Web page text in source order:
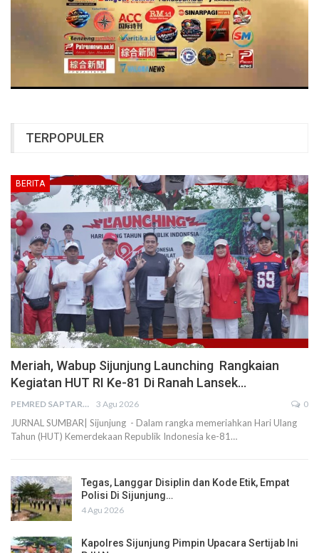
TERPOPULER
BERITA
Meriah, Wabup Sijunjung Launching Rangkaian
Kegiatan HUT RI Ke-81 Di Ranah Lansek…
PEMRED SAPTARIUS 3 Agu 2026 0
JURNAL SUMBAR| Sijunjung - Dalam rangka memeriahkan Hari Ulang
Tahun (HUT) Kemerdekaan Republik Indonesia ke-81…
Tegas, Langgar Disiplin dan Kode Etik, Empat
Polisi Di Sijunjung…
4 Agu 2026
Kapolres Sijunjung Pimpin Upacara Sertijab Ini